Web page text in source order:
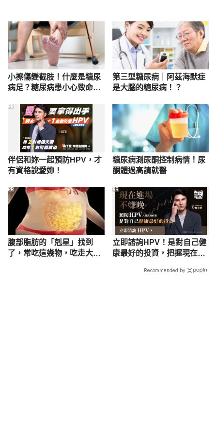
小擦傷變截肢！什麼是糖尿
病足？糖尿病患小心致命併
第三型糖尿病｜阿茲海默症
是大腦的糖尿病！？
伴侶和妳一起預防HPV，才
有資格說愛妳！
PR
糖尿病測尿酮控制病情！尿
酮體過高請就醫
腹部脂肪的「剋星」找到
了，常吃這幾物，吃走大肚
PR
立即諮詢HPV！是對自己健
康最好的投資，把握現在不
PR
Recommended by